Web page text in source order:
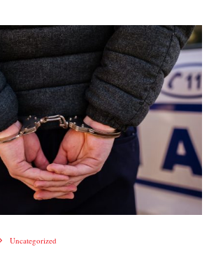
Uncategorized